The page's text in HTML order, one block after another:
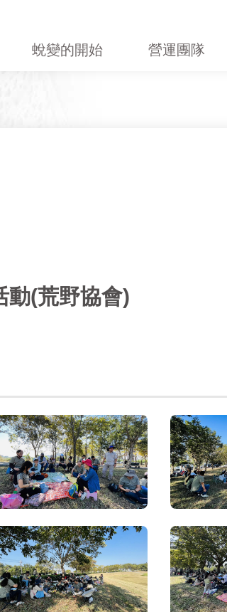
蛻變的開始 營運團隊
動(荒野協會)